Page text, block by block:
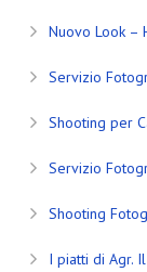
Nuovo Look –
Servizio
Shooting per
Servizio
Shooting
I piatti di Agr.